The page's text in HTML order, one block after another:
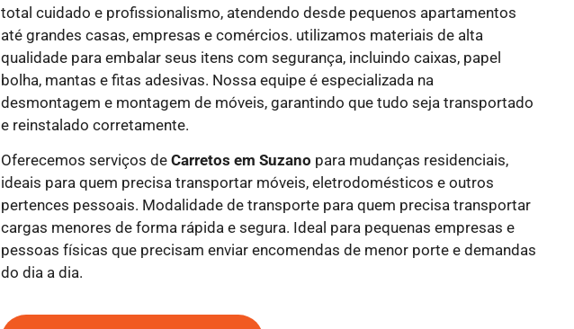
total cuidado e profissionalismo, atendendo desde pequenos apartamentos
até grandes casas, empresas e comércios. utilizamos materiais de alta
qualidade para embalar seus itens com segurança, incluindo caixas, papel
bolha, mantas e fitas adesivas. Nossa equipe é especializada na
desmontagem e montagem de móveis, garantindo que tudo seja transportado
e reinstalado corretamente.
Oferecemos serviços deCarretos em Suzano para mudanças residenciais,
ideais para quem precisa transportar móveis, eletrodomésticos e outros
pertences pessoais. Modalidade de transporte para quem precisa transportar
cargas menores de forma rápida e segura. Ideal para pequenas empresas e
pessoas físicas que precisam enviar encomendas de menor porte e demandas
do dia a dia.